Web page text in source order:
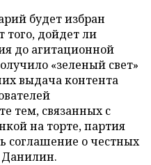
будет избран
того, дойдет ли
до агитационной
«зеленый свет»
выдача контента
тем, связанных с
на торте, партия
соглашение о честных
Данилин.